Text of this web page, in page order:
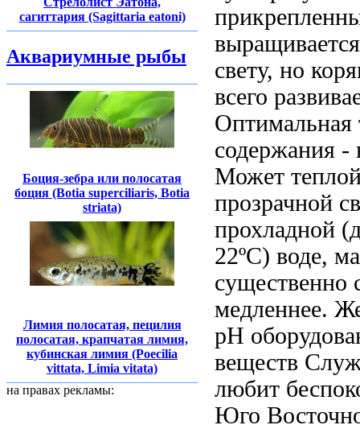
сагиттария (Sagittaria eatoni)
Аквариумные рыбы
Боция-зебра или полосатая
боция (Botia superciliaris, Botia
striata)
Лимия полосатая, пецилия
полосатая, крапчатая лимия,
кубинская лимия (Poecilia
vittata, Limia vitata)
на правах рекламы:
выращивается
свету, но
всего
Оптимальная
содержания -
Может
прозрачной
прохладной
22ºС) воде,
существенно
медленнее.
рН
веществ
любит
Юго